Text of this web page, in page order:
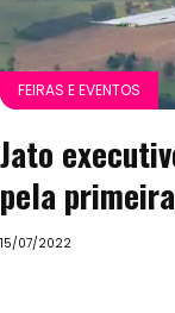
FEIRAS E EVENTOS
Jato
pela
15/07/2022